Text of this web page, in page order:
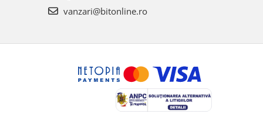
vanzari@bitonline.ro